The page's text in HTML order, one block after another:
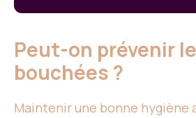
Peut-on prévenir
bouchées ?
Maintenir une bonne hygiène